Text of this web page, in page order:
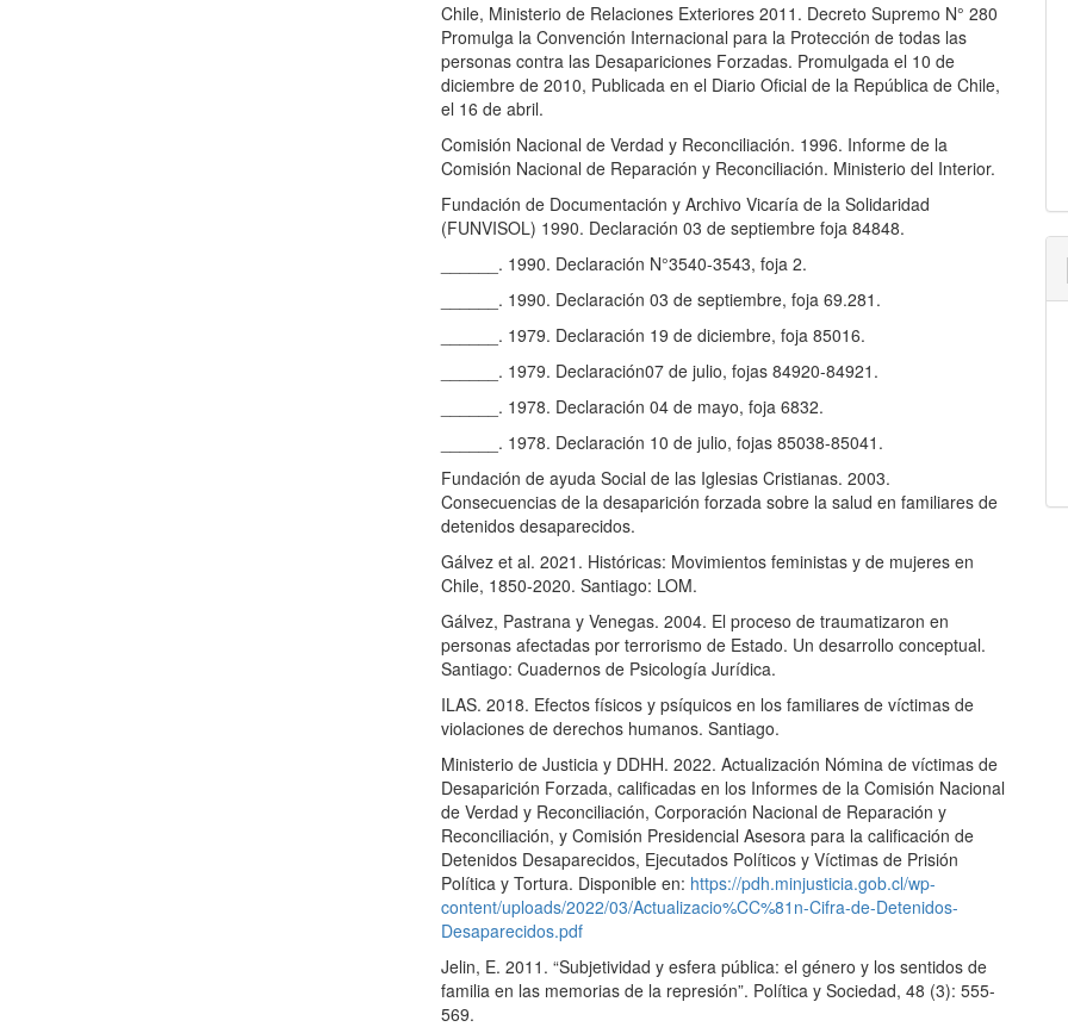
Chile, Ministerio de Relaciones Exteriores 2011. Decreto Supremo N° 280
Promulga la Convención Internacional para la Protección de todas las
personas contra las Desapariciones Forzadas. Promulgada el 10 de
diciembre de 2010, Publicada en el Diario Oficial de la República de Chile,
el 16 de abril.
Comisión Nacional de Verdad y Reconciliación. 1996. Informe de la
Comisión Nacional de Reparación y Reconciliación. Ministerio del Interior.
Fundación de Documentación y Archivo Vicaría de la Solidaridad
(FUNVISOL) 1990. Declaración 03 de septiembre foja 84848.
______. 1990. Declaración N°3540-3543, foja 2.
______. 1990. Declaración 03 de septiembre, foja 69.281.
______. 1979. Declaración 19 de diciembre, foja 85016.
______. 1979. Declaración07 de julio, fojas 84920-84921.
______. 1978. Declaración 04 de mayo, foja 6832.
______. 1978. Declaración 10 de julio, fojas 85038-85041.
Fundación de ayuda Social de las Iglesias Cristianas. 2003.
Consecuencias de la desaparición forzada sobre la salud en familiares de
detenidos desaparecidos.
Gálvez et al. 2021. Históricas: Movimientos feministas y de mujeres en
Chile, 1850-2020. Santiago: LOM.
Gálvez, Pastrana y Venegas. 2004. El proceso de traumatizaron en
personas afectadas por terrorismo de Estado. Un desarrollo conceptual.
Santiago: Cuadernos de Psicología Jurídica.
ILAS. 2018. Efectos físicos y psíquicos en los familiares de víctimas de
violaciones de derechos humanos. Santiago.
Ministerio de Justicia y DDHH. 2022. Actualización Nómina de víctimas de
Desaparición Forzada, calificadas en los Informes de la Comisión Nacional
de Verdad y Reconciliación, Corporación Nacional de Reparación y
Reconciliación, y Comisión Presidencial Asesora para la calificación de
Detenidos Desaparecidos, Ejecutados Políticos y Víctimas de Prisión
Política y Tortura. Disponible en: https://pdh.minjusticia.gob.cl/wp-
content/uploads/2022/03/Actualizacio%CC%81n-Cifra-de-Detenidos-
Desaparecidos.pdf
Jelin, E. 2011. “Subjetividad y esfera pública: el género y los sentidos de
familia en las memorias de la represión”. Política y Sociedad, 48 (3): 555-
569.